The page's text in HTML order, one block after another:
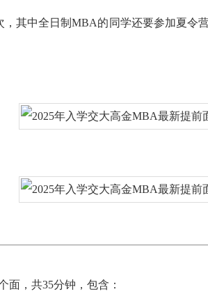
其中全日制MBA的同学还要参加夏令
面，共35分钟，包含：